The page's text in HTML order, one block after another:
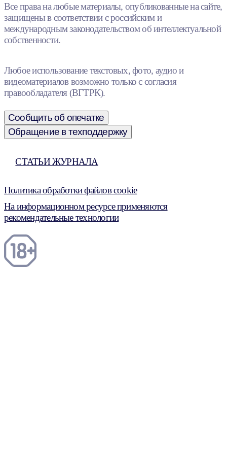
Все права на любые материалы, опубликованные на сайте,
защищены в соответствии с российским и
международным законодательством об интеллектуальной
собственности.
Любое использование текстовых, фото, аудио и
видеоматериалов возможно только с согласия
правообладателя (ВГТРК).
Сообщить об опечатке
Обращение в техподдержку
СТАТЬИ ЖУРНАЛА
Политика обработки файлов cookie
На информационном ресурсе применяются
рекомендательные технологии